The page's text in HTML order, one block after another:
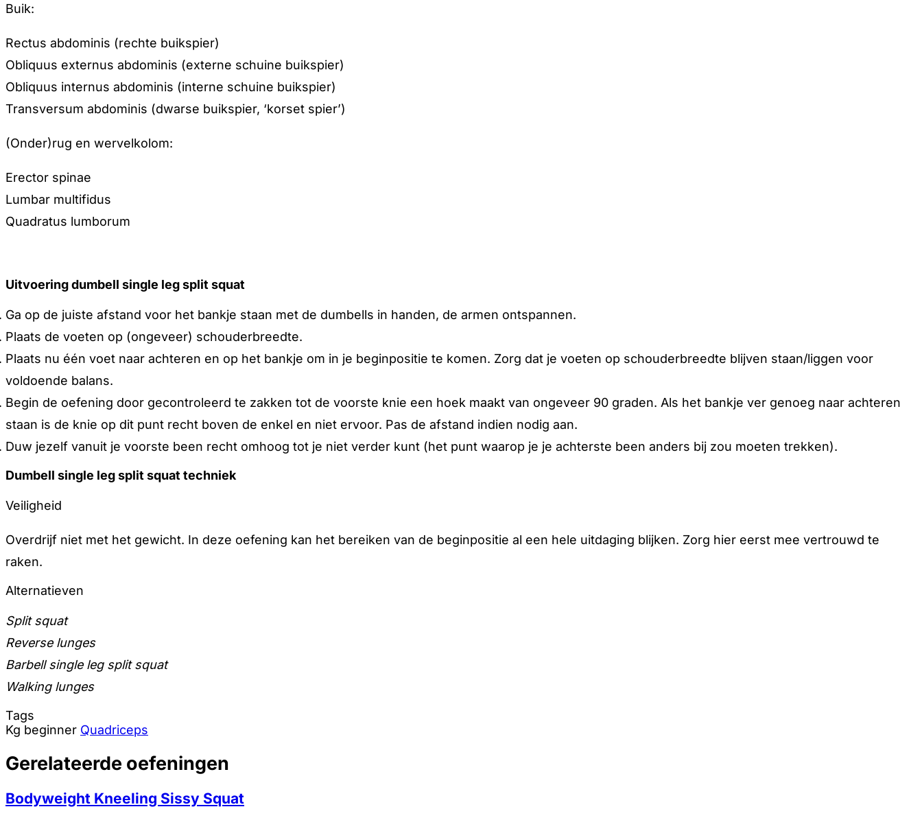
Buik:
Rectus abdominis (rechte buikspier)
Obliquus externus abdominis (externe schuine buikspier)
Obliquus internus abdominis (interne schuine buikspier)
Transversum abdominis (dwarse buikspier, ‘korset spier’)
(Onder)rug en wervelkolom:
Erector spinae
Lumbar multifidus
Quadratus lumborum
Uitvoering dumbell single leg split squat
Ga op de juiste afstand voor het bankje staan met de dumbells in handen, de armen ontspannen.
Plaats de voeten op (ongeveer) schouderbreedte.
Plaats nu één voet naar achteren en op het bankje om in je beginpositie te komen. Zorg dat je voeten op schouderbreedte blijven staan/liggen voor
voldoende balans.
Begin de oefening door gecontroleerd te zakken tot de voorste knie een hoek maakt van ongeveer 90 graden. Als het bankje ver genoeg naar achteren
staan is de knie op dit punt recht boven de enkel en niet ervoor. Pas de afstand indien nodig aan.
Duw jezelf vanuit je voorste been recht omhoog tot je niet verder kunt (het punt waarop je je achterste been anders bij zou moeten trekken).
Dumbell single leg split squat techniek
Veiligheid
Overdrijf niet met het gewicht. In deze oefening kan het bereiken van de beginpositie al een hele uitdaging blijken. Zorg hier eerst mee vertrouwd te
raken.
Alternatieven
Split squat
Reverse lunges
Barbell single leg split squat
Walking lunges
Tags
Kg beginner Quadriceps
Gerelateerde oefeningen
Bodyweight Kneeling Sissy Squat